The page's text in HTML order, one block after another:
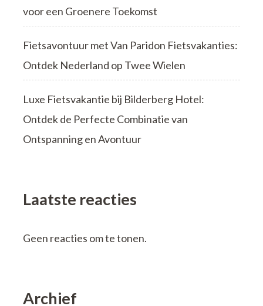
voor een Groenere Toekomst
Fietsavontuur met Van Paridon Fietsvakanties:
Ontdek Nederland op Twee Wielen
Luxe Fietsvakantie bij Bilderberg Hotel:
Ontdek de Perfecte Combinatie van
Ontspanning en Avontuur
Laatste reacties
Geen reacties om te tonen.
Archief